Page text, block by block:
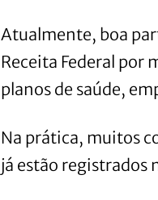
Atualmente, boa
Receita Federal por
planos de saúde,
Na prática, muitos
já estão registrados